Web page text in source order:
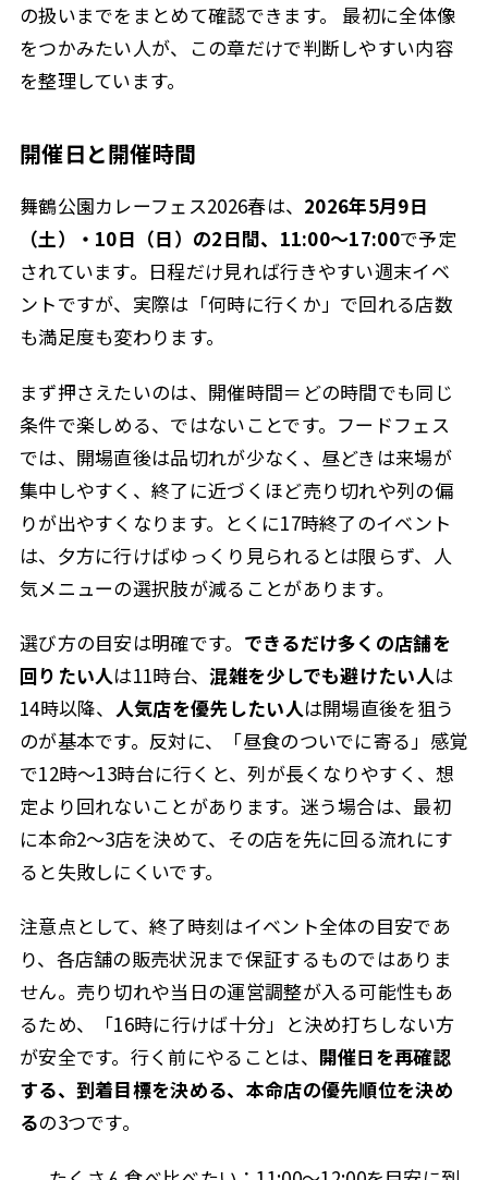
の扱いまでをまとめて確認できます。 最初に全体像
をつかみたい人が、この章だけで判断しやすい内容
を整理しています。
開催日と開催時間
舞鶴公園カレーフェス2026春は、 2026年5月9日
（土）・10日（日）の2日間、11:00〜17:00で予定
されています。日程だけ見れば行きやすい週末イベ
ントですが、実際は「何時に行くか」で回れる店数
も満足度も変わります。
まず押さえたいのは、開催時間＝どの時間でも同じ
条件で楽しめる、ではないことです。フードフェス
では、開場直後は品切れが少なく、昼どきは来場が
集中しやすく、終了に近づくほど売り切れや列の偏
りが出やすくなります。とくに17時終了のイベント
は、夕方に行けばゆっくり見られるとは限らず、人
気メニューの選択肢が減ることがあります。
選び方の目安は明確です。 できるだけ多くの店舗を
回りたい人は11時台、混雑を少しでも避けたい人は
14時以降、 人気店を優先したい人は開場直後を狙う
のが基本です。反対に、「昼食のついでに寄る」感覚
で12時〜13時台に行くと、列が長くなりやすく、想
定より回れないことがあります。迷う場合は、最初
に本命2〜3店を決めて、その店を先に回る流れにす
ると失敗しにくいです。
注意点として、終了時刻はイベント全体の目安であ
り、各店舗の販売状況まで保証するものではありま
せん。売り切れや当日の運営調整が入る可能性もあ
るため、「16時に行けば十分」と決め打ちしない方
が安全です。行く前にやることは、 開催日を再確認
する、到着目標を決める、本命店の優先順位を決め
るの3つです。